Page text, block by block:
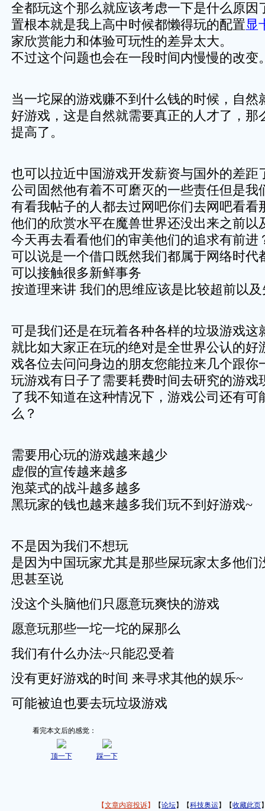
全都玩这个那么就应该考虑一下是什么原因
置根本就是我上高中时候都懒得玩的配置显
家欣赏能力和体验可玩性的差异太大。
不过这个问题也会在一段时间内慢慢的改变
当一坨屎的游戏赚不到什么钱的时候，自然
好游戏，这是自然就需要真正的人才了，那
提高了。
也可以拉近中国游戏开发薪资与国外的差距
公司固然他有着不可磨灭的一些责任但是我
有看我帖子的人都去过网吧你们去网吧看看
他们的欣赏水平在魔兽世界还没出来之前以
今天再去看看他们的审美他们的追求有前进
可以说是一个借口既然我们都属于网络时代
可以接触很多新鲜事务
按道理来讲 我们的思维应该是比较超前以
可是我们还是在玩着各种各样的垃圾游戏这
就比如大家正在玩的绝对是全世界公认的好
戏各位去问问身边的朋友您能拉来几个跟你
玩游戏有日子了需要耗费时间去研究的游戏
了我不知道在这种情况下，游戏公司还有可
么？
需要用心玩的游戏越来越少
虚假的宣传越来越多
泡菜式的战斗越多越多
黑玩家的钱也越来越多我们玩不到好游戏~
不是因为我们不想玩
是因为中国玩家尤其是那些屎玩家太多他们
思甚至说
没这个头脑他们只愿意玩爽快的游戏
愿意玩那些一坨一坨的屎那么
我们有什么办法~只能忍受着
没有更好游戏的时间 来寻求其他的娱乐~
可能被迫也要去玩垃圾游戏
看完本文后的感觉：
顶一下 踩一下
【文章内容投诉】 【论坛】【科技奥运 】【收藏此页